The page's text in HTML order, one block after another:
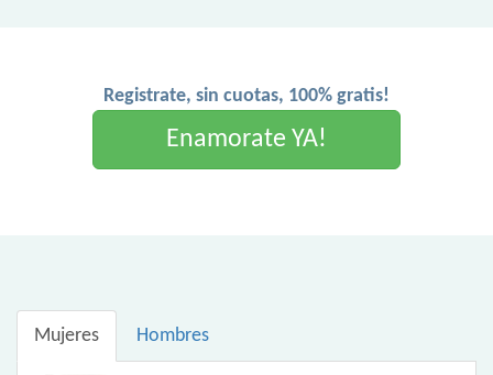
Registrate, sin cuotas, 100% gratis!
Enamorate YA!
Mujeres Hombres